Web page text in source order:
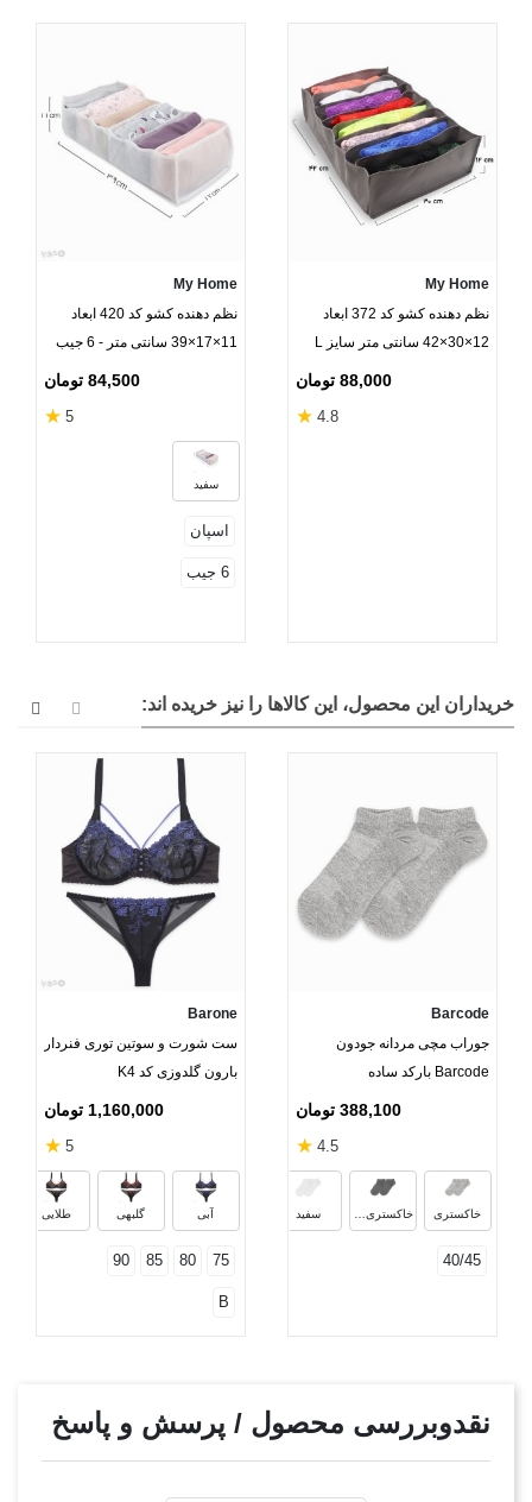
My Home
نظم دهنده کشو کد 372 ابعاد
12×30×42 سانتی متر سایز L
88,000 تومان
4.8
★
My Home
نظم دهنده کشو کد 420 ابعاد
11×17×39 سانتی‌ متر - 6 جیب
84,500 تومان
5
★
سفید
اسپان
6 جیب
خریداران این محصول، این کالاها را نیز خریده اند:
Barcode
جوراب مچی مردانه جودون
Barcode بارکد ساده
388,100 تومان
4.5
★
خاکستری سفید
مشکی آبی نفتی
40/45
Barone
ست شورت و سوتین توری فنردار
بارون گلدوزی کد K4
1,160,000 تومان
5
★
آبی گلبهی طلایی
75
80
85
90
B
نقدوبررسی محصول / پرسش و پاسخ